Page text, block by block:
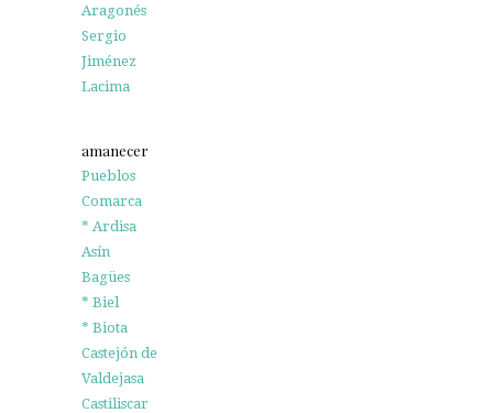
Aragonés
Sergio
Jiménez
Lacima
amanecer
Pueblos
Comarca
* Ardisa
Asín
Bagües
* Biel
* Biota
Castejón de
Valdejasa
Castiliscar